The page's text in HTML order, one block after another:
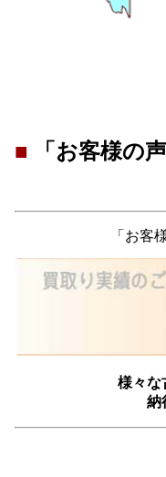
■ 「お客様の声
「お客
様々な
納